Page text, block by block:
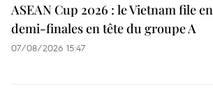
ASEAN Cup 2026 : le Vietnam file en
demi-finales en tête du groupe A
07/08/2026 15:47